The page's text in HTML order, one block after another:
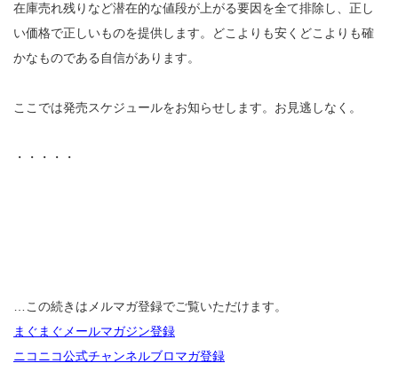
在庫売れ残りなど潜在的な値段が上がる要因を全て排除し、正し
い価格で正しいものを提供します。どこよりも安くどこよりも確
かなものである自信があります。
ここでは発売スケジュールをお知らせします。お見逃しなく。
・・・・・
…この続きはメルマガ登録でご覧いただけます。
まぐまぐメールマガジン登録
ニコニコ公式チャンネルブロマガ登録